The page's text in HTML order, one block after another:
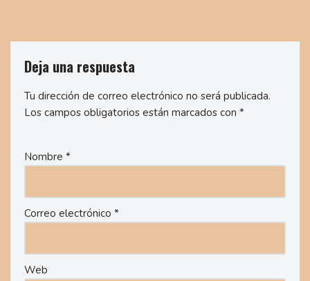
Deja una respuesta
Tu dirección de correo electrónico no será publicada.
Los campos obligatorios están marcados con *
Nombre *
Correo electrónico *
Web